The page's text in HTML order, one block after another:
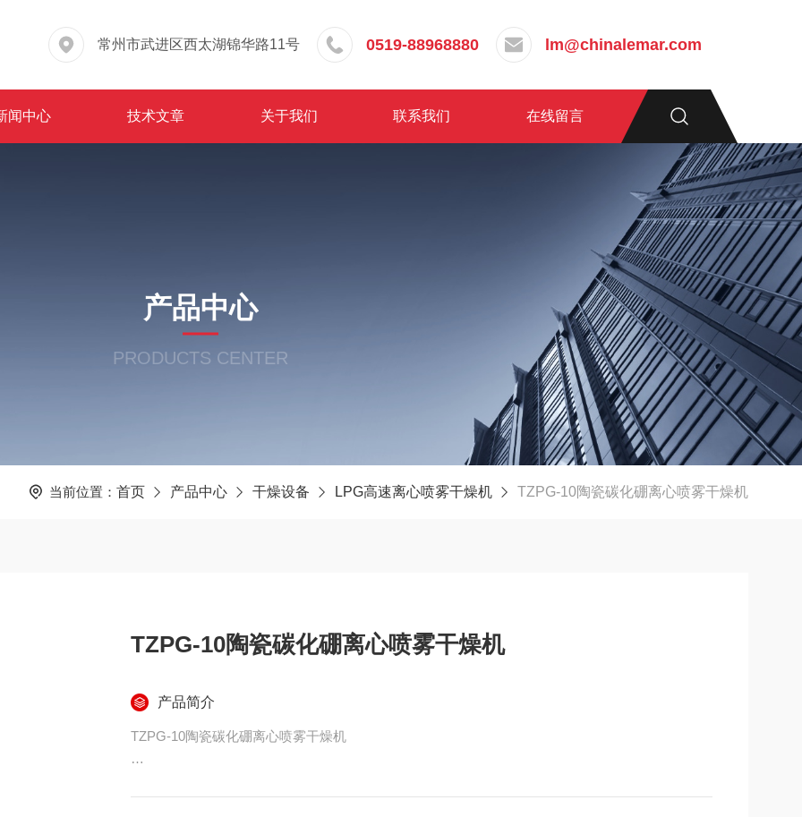
常州市武进区西太湖锦华路11号 0519-88968880 lm@chinalemar.com
闻中心 技术文章 关于我们 联系我们 在线留言
产品中心
PRODUCTS CENTER
当前位置： 首页 产品中心 干燥设备 LPG高速离心喷雾干燥机 TZPG-10陶瓷碳化硼离心喷雾干燥机
TZPG-10陶瓷碳化硼离心喷雾干燥机
产品简介
TZPG-10陶瓷碳化硼离心喷雾干燥机